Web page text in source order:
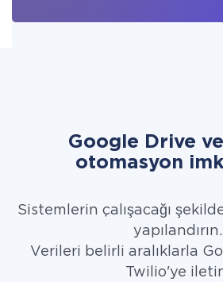
Google Drive
otomasyon
Sistemlerin çalışacağı
yapılandırın.
Verileri belirli aralıklarla
Twilio'ye